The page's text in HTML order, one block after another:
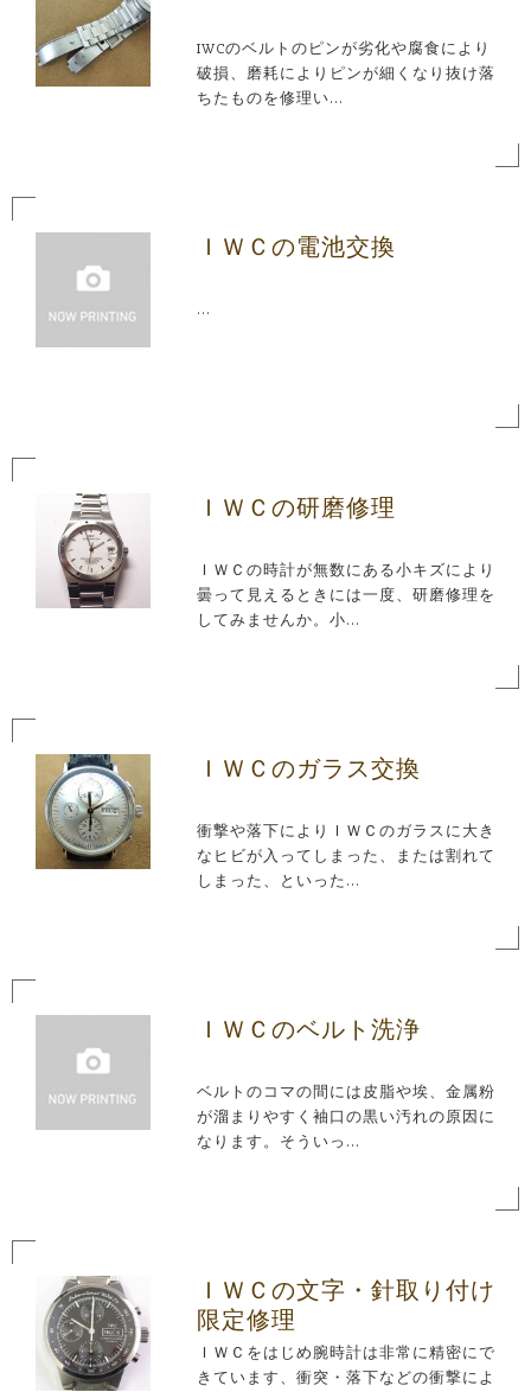
IWCのベルトのピンが劣化や腐食により
破損、磨耗によりピンが細くなり抜け落
ちたものを修理い...
ＩＷＣの電池交換
...
ＩＷＣの研磨修理
ＩＷＣの時計が無数にある小キズにより
曇って見えるときには一度、研磨修理を
してみませんか。小...
ＩＷＣのガラス交換
衝撃や落下によりＩＷＣのガラスに大き
なヒビが入ってしまった、または割れて
しまった、といった...
ＩＷＣのベルト洗浄
ベルトのコマの間には皮脂や埃、金属粉
が溜まりやすく袖口の黒い汚れの原因に
なります。そういっ...
ＩＷＣの文字・針取り付け
限定修理
ＩＷＣをはじめ腕時計は非常に精密にで
きています、衝突・落下などの衝撃によ